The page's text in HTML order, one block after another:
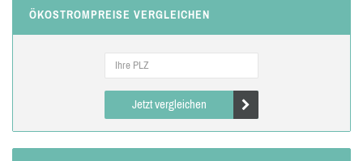
ÖKOSTROMPREISE VERGLEICHEN
Jetzt vergleichen